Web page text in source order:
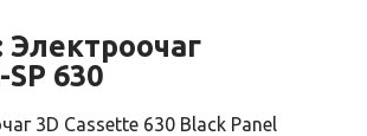
Электроочаг
SP 630
3D Cassette 630 Black Panel